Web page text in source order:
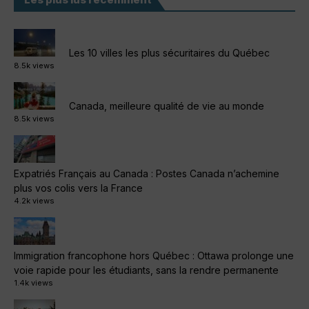
Les 10 villes les plus sécuritaires du Québec
8.5k views
Canada, meilleure qualité de vie au monde
8.5k views
Expatriés Français au Canada : Postes Canada n’achemine
plus vos colis vers la France
4.2k views
Immigration francophone hors Québec : Ottawa prolonge une
voie rapide pour les étudiants, sans la rendre permanente
1.4k views